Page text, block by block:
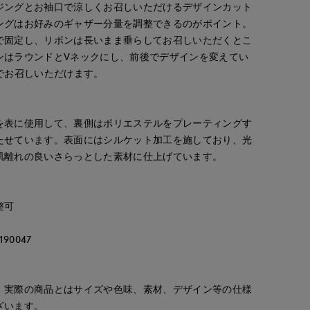
Nakajima
広島三越I.T.'S.international
158cm
那覇メインプレイスI.T.'S.international
広島三越I.T.'S.international
グとお袖口で涼しくお召しいただけるデザインカット
はお好みのギャザー分量を調整できるのがポイント。
定し、リボンは長いまま垂らしてお召しいただくとこ
ラウンドとVネックにし、前後でデザインを変えてい
召しいただけます。
に使用して、裏側はポリエステルをプレーティングす
ています。表面にはシルケット加工を施しており、光
れの良いさらっとした素材に仕上げています。
可
際の商品とはサイズや色味、素材、デザイン等の仕様
ます。